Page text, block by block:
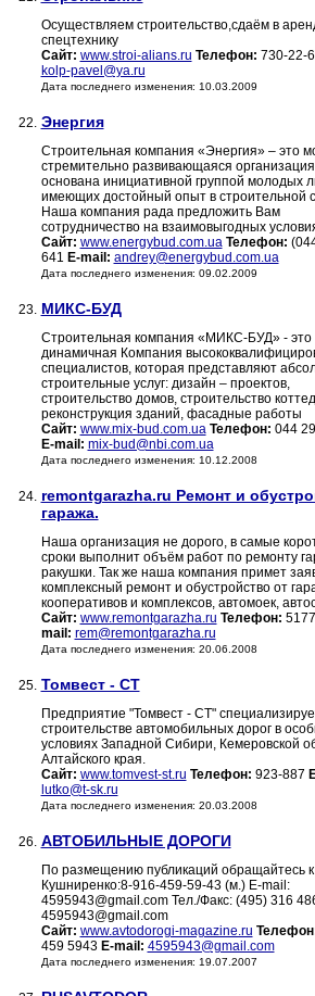
Осуществляем строительство,сдаём в
спецтехнику
Сайт: www.stroi-alians.ru Телефон: 730-22-
kolp-pavel@ya.ru
Дата последнего изменения: 10.03.2009
22. Энергия
Строительная компания «Энергия» – это
стремительно развивающаяся
основана инициативной группой молодых
имеющих достойный опыт в строительной
Наша компания рада предложить Вам
сотрудничество на взаимовыгодных
Сайт: www.energybud.com.ua Телефон:
641 E-mail: andrey@energybud.com.ua
Дата последнего изменения: 09.02.2009
23. МИКС-БУД
Строительная компания «МИКС-БУД» - это
динамичная Компания
специалистов, которая представляют
строительные услуг: дизайн – проектов,
строительство домов, строительство
реконструкция зданий, фасадные работы
Сайт: www.mix-bud.com.ua Телефон: 044
E-mail: mix-bud@nbi.com.ua
Дата последнего изменения: 10.12.2008
24. remontgarazha.ru Ремонт и
гаража.
Наша организация не дорого, в самые
сроки выполнит объём работ по ремонту
ракушки. Так же наша компания примет
комплексный ремонт и обустройство от
кооперативов и комплексов, автомоек,
Сайт: www.remontgarazha.ru Телефон:
mail: rem@remontgarazha.ru
Дата последнего изменения: 20.06.2008
25. Томвест - СТ
Предприятие "Томвест - СТ"
строительстве автомобильных дорог в
условиях Западной Сибири, Кемеровской
Алтайского края.
Сайт: www.tomvest-st.ru Телефон: 923-887
lutko@t-sk.ru
Дата последнего изменения: 20.03.2008
26. АВТОБИЛЬНЫЕ ДОРОГИ
По размещению публикаций обращайтесь
Кушниренко:8-916-459-59-43 (м.) E-mail:
4595943@gmail.com Тел./Факс: (495) 316
4595943@gmail.com
Сайт: www.avtodorogi-magazine.ru
459 5943 E-mail: 4595943@gmail.com
Дата последнего изменения: 19.07.2007